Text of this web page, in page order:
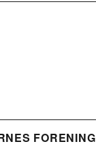
FORENING